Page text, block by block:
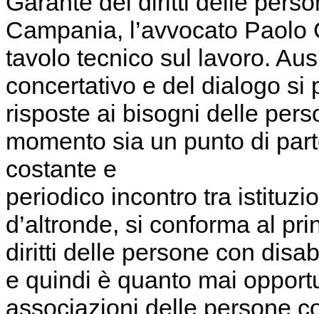
Campania, l’avvocato
tavolo tecnico sul lavoro.
concertativo e del dialogo si
risposte ai bisogni delle
momento sia un punto di
costante e
periodico incontro tra
d’altronde, si conforma al
diritti delle persone con
e quindi è quanto mai
associazioni delle persone